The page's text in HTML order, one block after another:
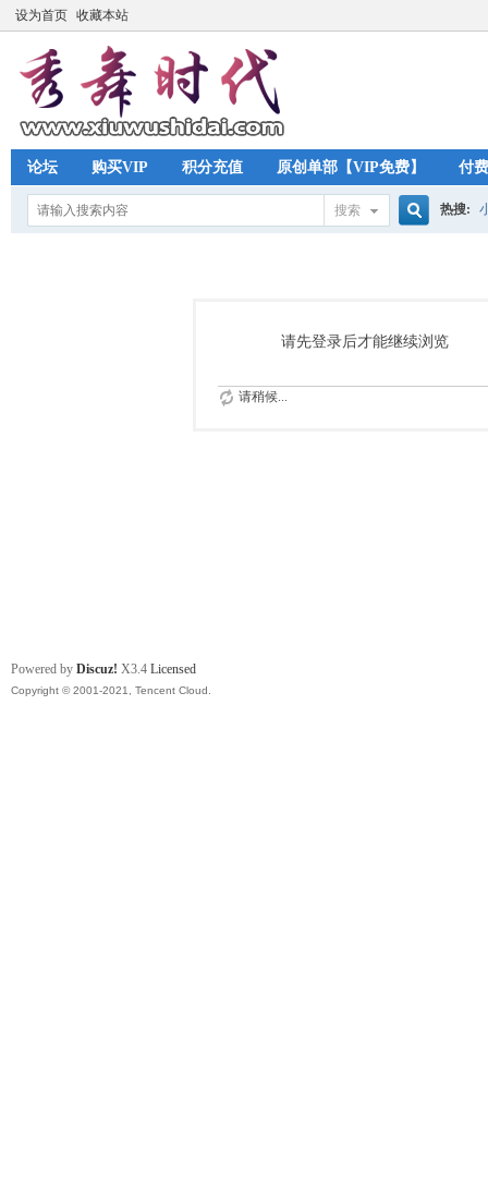
设为首页 收藏本站
论坛 购买VIP 积分充值 原创单部【VIP免费】 付
搜索
索
热搜:
请先登录后才能继续浏览
请稍候...
Powered by Discuz! X3.4 Licensed
Copyright © 2001-2021, Tencent Cloud.